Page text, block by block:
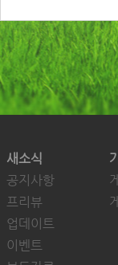
새소식
공지사항
프리뷰
업데이트
이벤트